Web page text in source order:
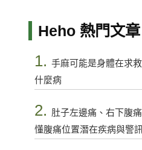
Heho 熱門文章
1. 手麻可能是身體在求
什麼病
2. 肚子左邊痛、右下腹
懂腹痛位置潛在疾病與警訊